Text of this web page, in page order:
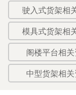
驶入式货架相
模具式货架相
阁楼平台相
中型货架相